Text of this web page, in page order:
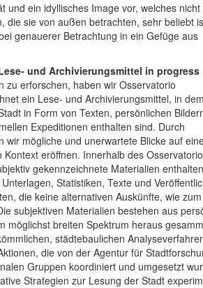
und ein idyllisches Image vor, welches
die sie von außen betrachten, sehr beliebt
genauerer Betrachtung in ein Gefüge aus
und Archivierungsmittel in progress
zu erforschen, haben wir Osservatorio
ein Lese- und Archivierungsmittel, in
in Form von Texten, persönlichen
Expeditionen enthalten sind. Durch
mögliche und unerwartete Blicke auf
eröffnen. Innerhalb des Osservatorio
gekennzeichnete Materialien
Statistiken, Texte und
die keine alternativen Auskünfte, wie
subjektiven Materialien bestehen aus
möglichst breiten Spektrum heraus
städtebaulichen
die von der Agentur für
Gruppen koordiniert und umgesetzt
Strategien zur Lesung der Stadt